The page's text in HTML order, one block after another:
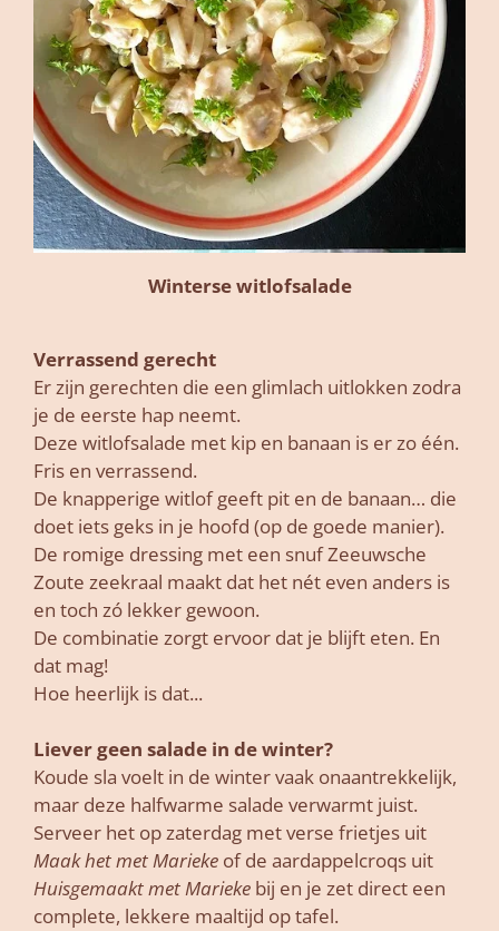
Winterse witlofsalade
Verrassend gerecht
Er zijn gerechten die een glimlach uitlokken zodra
je de eerste hap neemt.
Deze witlofsalade met kip en banaan is er zo één.
Fris en verrassend.
De knapperige witlof geeft pit en de banaan… die
doet iets geks in je hoofd (op de goede manier).
De romige dressing met een snuf Zeeuwsche
Zoute zeekraal maakt dat het nét even anders is
en toch zó lekker gewoon.
De combinatie zorgt ervoor dat je blijft eten. En
dat mag!
Hoe heerlijk is dat...
Liever geen salade in de winter?
Koude sla voelt in de winter vaak onaantrekkelijk,
maar deze halfwarme salade verwarmt juist.
Serveer het op zaterdag met verse frietjes uit
Maak het met Marieke of de aardappelcroqs uit
Huisgemaakt met Marieke bij en je zet direct een
complete, lekkere maaltijd op tafel.